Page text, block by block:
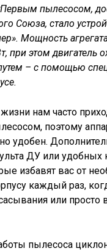
Первым пылесосом,
Союза, стало
Мощность
при этом двигатель
– с помощью
нам часто
поэтому
удобен.
ДУ или удобных
избавят вас от
каждый раз,
или просто
пылесоса